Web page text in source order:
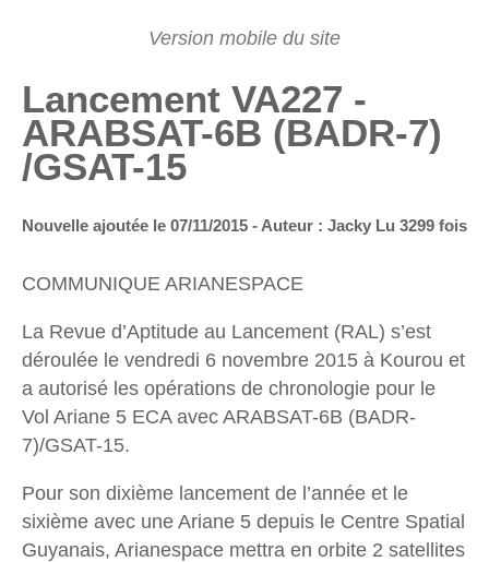
Lancement VA227 -
ARABSAT-6B (BADR-7)
/GSAT-15
Nouvelle ajoutée le 07/11/2015 - Auteur : Jacky Lu 3299 fois
COMMUNIQUE ARIANESPACE
La Revue d’Aptitude au Lancement (RAL) s’est
déroulée le vendredi 6 novembre 2015 à Kourou et
a autorisé les opérations de chronologie pour le
Vol Ariane 5 ECA avec ARABSAT-6B (BADR-
7)/GSAT-15.
Pour son dixième lancement de l’année et le
sixième avec une Ariane 5 depuis le Centre Spatial
Guyanais, Arianespace mettra en orbite 2 satellites